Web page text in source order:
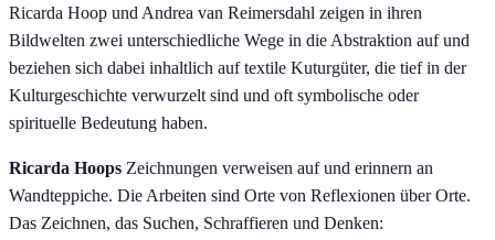
Ricarda Hoop und Andrea van Reimersdahl zeigen in ihren
Bildwelten zwei unterschiedliche Wege in die Abstraktion auf und
beziehen sich dabei inhaltlich auf textile Kuturgüter, die tief in der
Kulturgeschichte verwurzelt sind und oft symbolische oder
spirituelle Bedeutung haben.
Ricarda Hoops Zeichnungen verweisen auf und erinnern an
Wandteppiche. Die Arbeiten sind Orte von Reflexionen über Orte.
Das Zeichnen, das Suchen, Schraffieren und Denken: